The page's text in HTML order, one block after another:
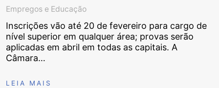
Empregos e Educação
Inscrições vão até 20 de fevereiro para cargo de
nível superior em qualquer área; provas serão
aplicadas em abril em todas as capitais. A
Câmara…
LEIA MAIS